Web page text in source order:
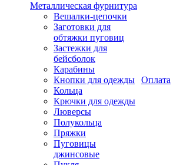
Металлическая фурнитура
Вешалки-цепочки
Заготовки для
обтяжки пуговиц
Застежки для
бейсболок
Карабины
Кнопки для одежды
Кольца
Крючки для одежды
Люверсы
Полукольца
Пряжки
Пуговицы
джинсовые
Оплата